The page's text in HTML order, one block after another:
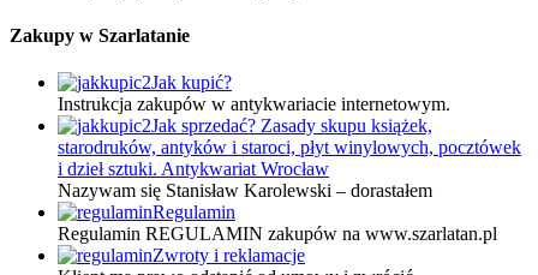
Zakupy w Szarlatanie
Jak kupić?
Instrukcja zakupów w antykwariacie internetowym.
Jak sprzedać? Zasady skupu książek,
starodruków, antyków i staroci, płyt winylowych, pocztówek
i dzieł sztuki. Antykwariat Wrocław
Nazywam się Stanisław Karolewski – dorastałem
Regulamin
Regulamin REGULAMIN zakupów na www.szarlatan.pl
Zwroty i reklamacje